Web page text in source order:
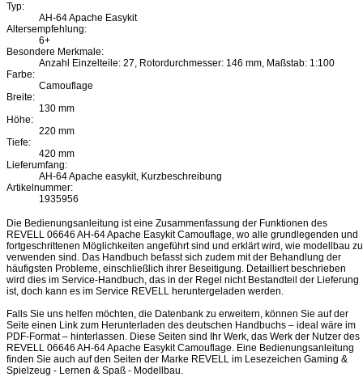
Typ:
AH-64 Apache Easykit
Altersempfehlung:
6+
Besondere Merkmale:
Anzahl Einzelteile: 27, Rotordurchmesser: 146 mm, Maßstab: 1:100
Farbe:
Camouflage
Breite:
130 mm
Höhe:
220 mm
Tiefe:
420 mm
Lieferumfang:
AH-64 Apache easykit, Kurzbeschreibung
Artikelnummer:
1935956
Die Bedienungsanleitung ist eine Zusammenfassung der Funktionen des
REVELL 06646 AH-64 Apache Easykit Camouflage, wo alle grundlegenden und
fortgeschrittenen Möglichkeiten angeführt sind und erklärt wird, wie modellbau zu
verwenden sind. Das Handbuch befasst sich zudem mit der Behandlung der
häufigsten Probleme, einschließlich ihrer Beseitigung. Detailliert beschrieben
wird dies im Service-Handbuch, das in der Regel nicht Bestandteil der Lieferung
ist, doch kann es im Service REVELL heruntergeladen werden.
Falls Sie uns helfen möchten, die Datenbank zu erweitern, können Sie auf der
Seite einen Link zum Herunterladen des deutschen Handbuchs – ideal wäre im
PDF-Format – hinterlassen. Diese Seiten sind Ihr Werk, das Werk der Nutzer des
REVELL 06646 AH-64 Apache Easykit Camouflage. Eine Bedienungsanleitung
finden Sie auch auf den Seiten der Marke REVELL im Lesezeichen Gaming &
Spielzeug - Lernen & Spaß - Modellbau.